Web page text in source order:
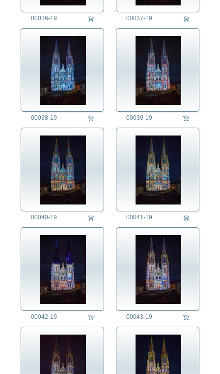
00036-19 00037-19
00038-19 00039-19
00040-19 00041-19
00042-19 00043-19